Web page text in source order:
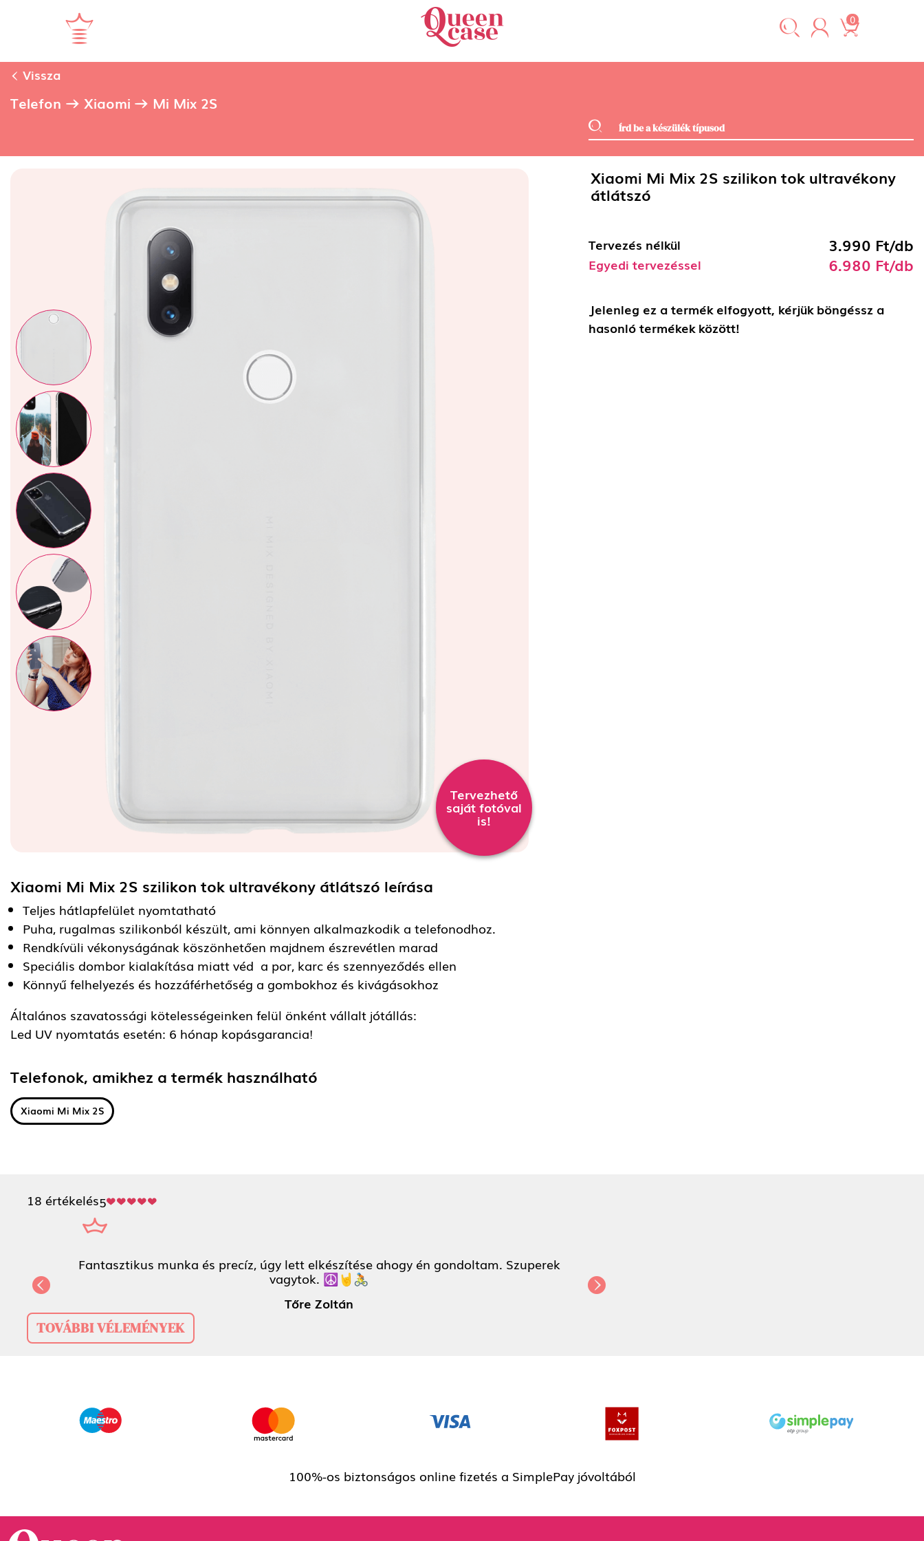
0
Vissza
Telefon Xiaomi Mi Mix 2S
Tervezhető
saját fotóval
is!
Xiaomi Mi Mix 2S szilikon tok ultravékony átlátszó leírása
Teljes hátlapfelület nyomtatható
Puha, rugalmas szilikonból készült, ami könnyen alkalmazkodik a telefonodhoz.
Rendkívüli vékonyságának köszönhetően majdnem észrevétlen marad
Speciális dombor kialakítása miatt véd a por, karc és szennyeződés ellen
Könnyű felhelyezés és hozzáférhetőség a gombokhoz és kivágásokhoz
Általános szavatossági kötelességeinken felül önként vállalt jótállás:
Led UV nyomtatás esetén: 6 hónap kopásgarancia!
Telefonok, amikhez a termék használható
Xiaomi Mi Mix 2S
Xiaomi Mi Mix 2S szilikon tok ultravékony
átlátszó
Tervezés nélkül 3.990 Ft/db
Egyedi tervezéssel 6.980 Ft/db
Jelenleg ez a termék elfogyott, kérjük böngéssz a
hasonló termékek között!
18 értékelés5
Fantasztikus munka és precíz, úgy lett elkészítése ahogy én gondoltam. Szuperek vagytok. ☮️🤘🚴
Tőre Zoltán
Previous
TOVÁBBI VÉLEMÉNYEK